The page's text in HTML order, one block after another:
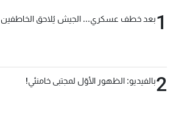
1بعد خطف عسكري... الجيش يُلاحق الخاطفين
2بالفيديو: الظهور الأوّل لمجتبى خامنئي!